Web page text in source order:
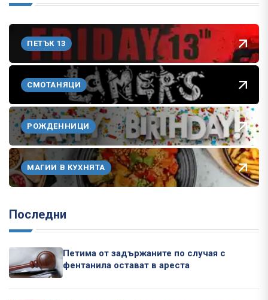
ПЕТЪК 13
СМОТАНЯЦИ
РОЖДЕННИЦИ
МАГИИ В КУХНЯТА
Последни
Петима от задържаните по случая с
фентанила остават в ареста